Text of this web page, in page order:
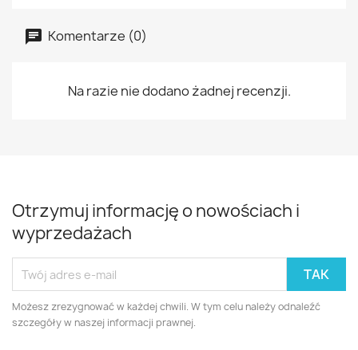
Komentarze (0)
Na razie nie dodano żadnej recenzji.
Otrzymuj informację o nowościach i
wyprzedażach
Możesz zrezygnować w każdej chwili. W tym celu należy odnaleźć
szczegóły w naszej informacji prawnej.